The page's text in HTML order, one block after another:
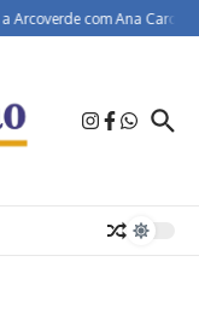
Arcoverde com Ana